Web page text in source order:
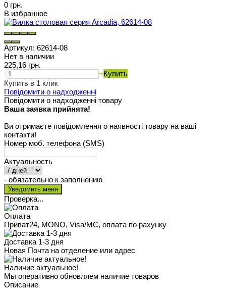
0 грн.
В избранное
Артикул: 62614-08
Нет в наличии
225,16 грн.
-
+Купить
Купить в 1 клик
Повідомити о надходженні
Повідомити о надходженні товару
Ваша заявка прийнята!
Ви отримаєте повідомлення о наявності товару на ваші
контакти!
Номер моб. телефона (SMS)
Актуальность
- обязательно к заполнению
Проверка...
Оплата
Приват24, MONO, Visa/MC, оплата по рахунку
Доставка 1-3 дня
Новая Почта на отделение или адрес
Наличие актуальное!
Мы оперативно обновляем наличие товаров
Описание